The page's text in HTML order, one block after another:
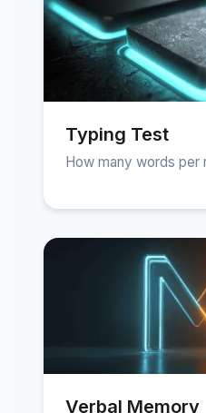
Typing Test
How many words per
Verbal Memory